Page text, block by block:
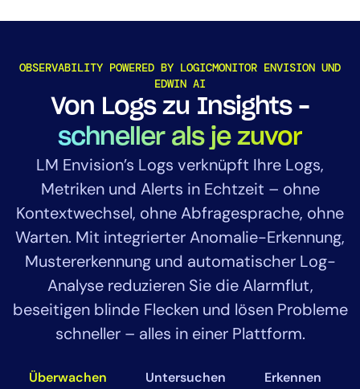
OBSERVABILITY POWERED BY LOGICMONITOR ENVISION UND
EDWIN AI
Von Logs zu Insights –
schneller als je zuvor
LM Envision’s Logs verknüpft Ihre Logs,
Metriken und Alerts in Echtzeit – ohne
Kontextwechsel, ohne Abfragesprache, ohne
Warten. Mit integrierter Anomalie-Erkennung,
Mustererkennung und automatischer Log-
Analyse reduzieren Sie die Alarmflut,
beseitigen blinde Flecken und lösen Probleme
schneller – alles in einer Plattform.
Überwachen Untersuchen Erkennen